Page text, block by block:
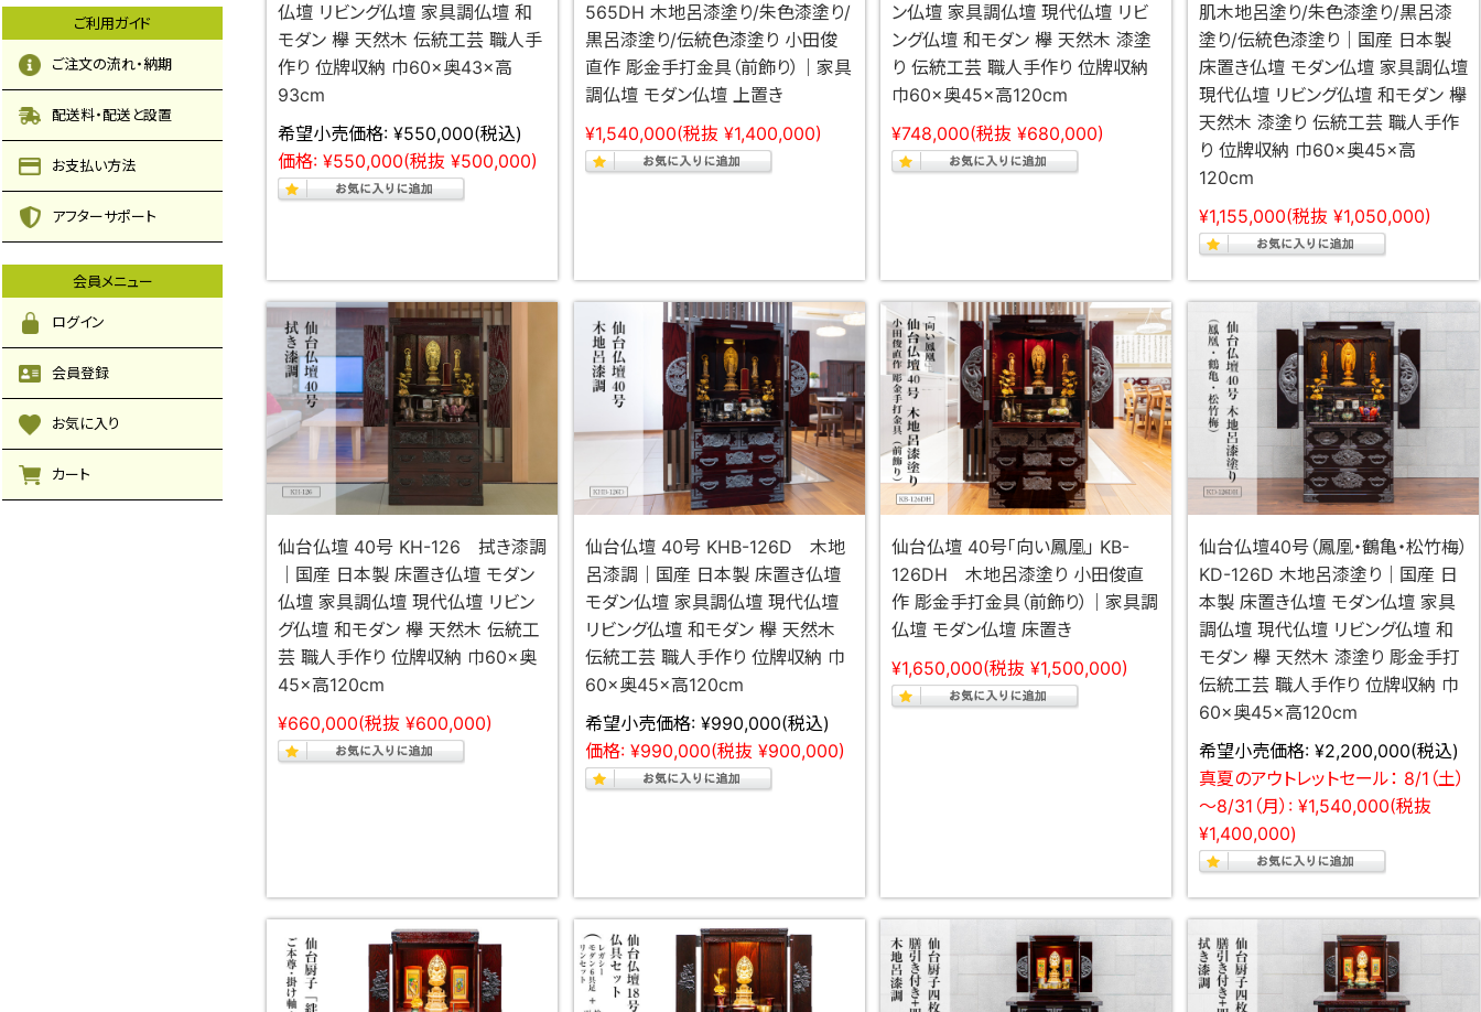
仏壇 リビング仏壇 家具調仏壇 和
モダン 欅 天然木 伝統工芸 職人手
作り 位牌収納 巾60×奥43×高
93cm
希望小売価格: ¥550,000(税込)
価格: ¥550,000(税抜 ¥500,000)
565DH 木地呂漆塗り/朱色漆塗り/
黒呂漆塗り/伝統色漆塗り 小田俊
直作 彫金手打金具（前飾り）｜家具
調仏壇 モダン仏壇 上置き
¥1,540,000(税抜 ¥1,400,000)
ン仏壇 家具調仏壇 現代仏壇 リビ
ング仏壇 和モダン 欅 天然木 漆塗
り 伝統工芸 職人手作り 位牌収納
巾60×奥45×高120cm
¥748,000(税抜 ¥680,000)
肌木地呂塗り/朱色漆塗り/黒呂漆
塗り/伝統色漆塗り｜国産 日本製
床置き仏壇 モダン仏壇 家具調仏壇
現代仏壇 リビング仏壇 和モダン 欅
天然木 漆塗り 伝統工芸 職人手作
り 位牌収納 巾60×奥45×高
120cm
¥1,155,000(税抜 ¥1,050,000)
仙台仏壇 40号 KH-126 拭き漆調
｜国産 日本製 床置き仏壇 モダン
仏壇 家具調仏壇 現代仏壇 リビン
グ仏壇 和モダン 欅 天然木 伝統工
芸 職人手作り 位牌収納 巾60×奥
45×高120cm
¥660,000(税抜 ¥600,000)
仙台仏壇 40号 KHB-126D 木地
呂漆調｜国産 日本製 床置き仏壇
モダン仏壇 家具調仏壇 現代仏壇
リビング仏壇 和モダン 欅 天然木
伝統工芸 職人手作り 位牌収納 巾
60×奥45×高120cm
希望小売価格: ¥990,000(税込)
価格: ¥990,000(税抜 ¥900,000)
仙台仏壇 40号「向い鳳凰」 KB-
126DH 木地呂漆塗り 小田俊直
作 彫金手打金具（前飾り）｜家具調
仏壇 モダン仏壇 床置き
¥1,650,000(税抜 ¥1,500,000)
仙台仏壇40号（鳳凰・鶴亀・松竹梅）
KD-126D 木地呂漆塗り｜国産 日
本製 床置き仏壇 モダン仏壇 家具
調仏壇 現代仏壇 リビング仏壇 和
モダン 欅 天然木 漆塗り 彫金手打
伝統工芸 職人手作り 位牌収納 巾
60×奥45×高120cm
希望小売価格: ¥2,200,000(税込)
真夏のアウトレットセール： 8/1（土）
～8/31（月）: ¥1,540,000(税抜
¥1,400,000)
ご利用ガイド
ご注文の流れ・納期
配送料・配送と設置
お支払い方法
アフターサポート
会員メニュー
ログイン
会員登録
お気に入り
カート